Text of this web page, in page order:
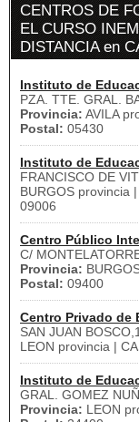
CENTROS DE
EL CURSO
DISTANCIA en
Instituto de
PZA. TTE. GRAL.
Provincia: AVILA
Postal: 05430
Instituto de
FRANCISCO DE
BURGOS provincia
09006
Centro Público
C/
Provincia:
Postal: 09400
Centro Privado de
SAN JUAN
LEON provincia |
Instituto de
GRAL. GOMEZ
Provincia: LEON